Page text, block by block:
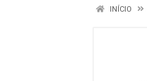
INÍCIO